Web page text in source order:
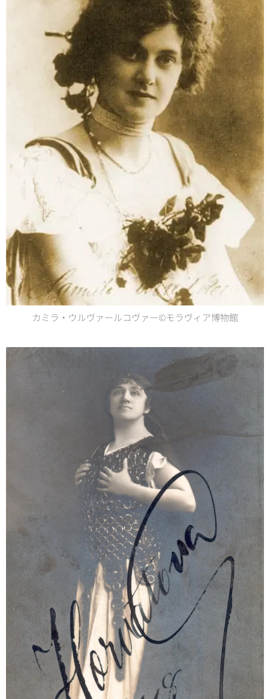
カミラ・ウルヴァールコヴァー©モラヴィア博物館